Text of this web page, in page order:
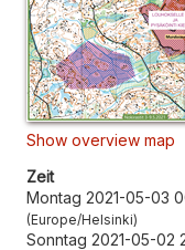
Show overview map
Zeit
Montag 2021-05-03
Europe/Helsinki
Sonntag 2021-05-02